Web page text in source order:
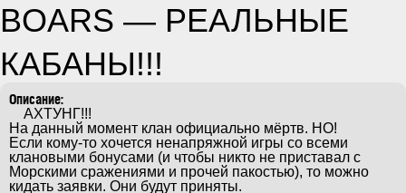
BOARS — РЕАЛЬНЫЕ
КАБАНЫ!!!
На данный момент клан официально мёртв. НО!
Если кому-то хочется ненапряжной игры со всеми
клановыми бонусами (и чтобы никто не приставал с
Морскими сражениями и прочей пакостью), то можно
кидать заявки. Они будут приняты.